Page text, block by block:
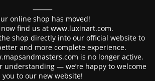
⸻
online shop has moved!
now find us at www.luxinart.com.
shop directly into our official website to
and more complete experience.
is no longer active.
understanding — we’re happy to welcome
you to our new website!